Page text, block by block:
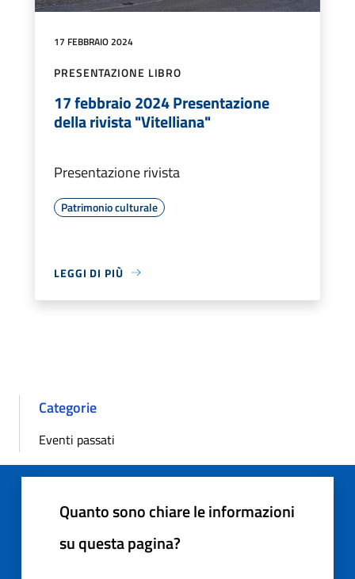
17 FEBBRAIO 2024
PRESENTAZIONE LIBRO
17 febbraio 2024 Presentazione
della rivista "Vitelliana"
Presentazione rivista
Patrimonio culturale
LEGGI DI PIÙ
Categorie
Eventi passati
Quanto sono chiare le informazioni
su questa pagina?